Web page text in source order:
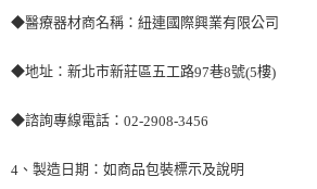
◆醫療器材商名稱：紐連國際興業有限公司
◆地址：新北市新莊區五工路97巷8號(5樓)
◆諮詢專線電話： 02-2908-3456
4 、製造日期：如商品包裝標示及說明